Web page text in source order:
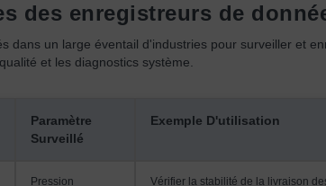
des enregistreurs de
dans un large éventail d'industries pour surveiller et
et les diagnostics système.
Paramètre
Surveillé
Exemple D'utilisation
Pression
Vérifier la stabilité de la livraison